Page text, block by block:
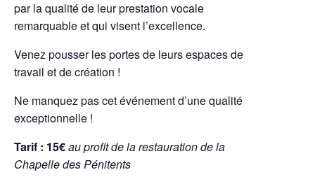
par la qualité de leur prestation vocale
remarquable et qui visent l’excellence.
Venez pousser les portes de leurs espaces de
travail et de création !
Ne manquez pas cet événement d’une qualité
exceptionnelle !
Tarif : 15€au profit de la restauration de la
Chapelle des Pénitents